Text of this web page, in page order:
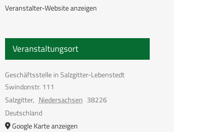
Veranstalter-Website anzeigen
Veranstaltungsort
Geschäftsstelle in Salzgitter-Lebenstedt
Swindonstr. 111
Salzgitter, Niedersachsen 38226
Deutschland
Google Karte anzeigen